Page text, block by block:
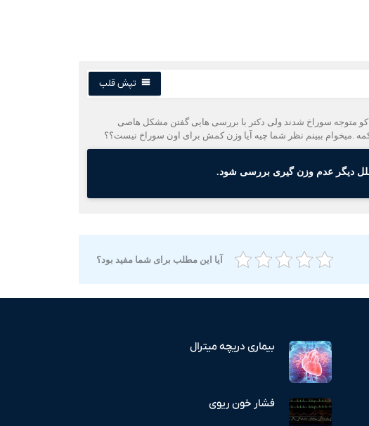
تپش قلب
گفت اکو باید بده ودر اکو متوجه سوراخ شدند ولی دکتر با بررسی هایی گفتن مشکل هاصی
.میخوام ببینم نظر شما چیه آیا وزن کمش برای اون سوراخ نیست؟؟
آیا این مطلب برای شما مفید بود؟
بیماری دریچه میترال
فشار خون ریوی